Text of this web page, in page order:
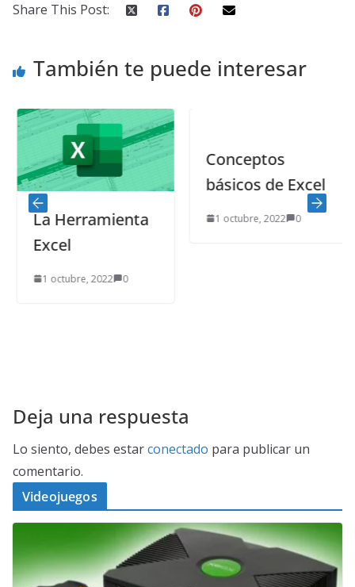
Share This Post:
También te puede interesar
La Herramienta
Excel
1 octubre, 2022 0
Conceptos
básicos de Excel
1 octubre, 2022 0
Deja una respuesta
Lo siento, debes estarconectado para publicar un
comentario.
Videojuegos